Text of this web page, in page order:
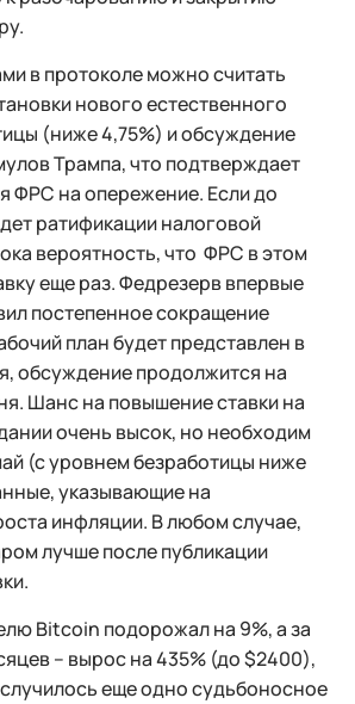
в протоколе можно считать
нового естественного
(ниже 4,75%) и обсуждение
Трампа, что подтверждает
ФРС на опережение. Если до
ратификации налоговой
вероятность, что ФРС в этом
еще раз. Федрезерв впервые
постепенное сокращение
план будет представлен в
обсуждение продолжится на
Шанс на повышение ставки на
очень высок, но необходим
(с уровнем безработицы ниже
указывающие на
инфляции. В любом случае,
лучше после публикации
Bitcoin подорожал на 9%, а за
– вырос на 435% (до $2400),
еще одно судьбоносное